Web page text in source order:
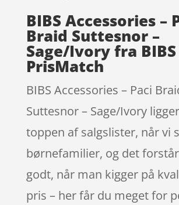
BIBS Accessories –
Braid Suttesnor –
Sage/Ivory fra
PrisMatch
BIBS Accessories – Paci
Suttesnor – Sage/Ivory
toppen af salgslister, når vi
børnefamilier, og det
godt, når man kigger på
pris – her får du meget for